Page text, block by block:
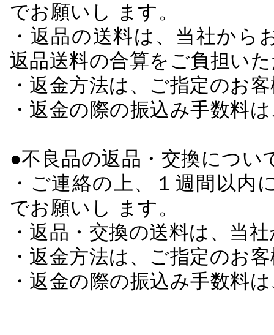
でお願いし ます。
・返品の送料は、当社か
返品送料の合算をご負担い
・返金方法は、ご指定のお
・返金の際の振込み手数料
●不良品の返品・交換につい
・ご連絡の上、１週間以
でお願いし ます。
・返品・交換の送料は、当
・返金方法は、ご指定のお
・返金の際の振込み手数料